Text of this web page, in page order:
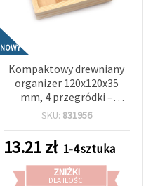
NOWY
Kompaktowy drewniany
organizer 120x120x35
mm, 4 przegródki –
idealny do
organizacji biurka i
materiałów do rękodzieła
DIY
SKU: 831956
13.21zł 1-4 sztuka
ZNIŻKI
DLA ILOŚCI